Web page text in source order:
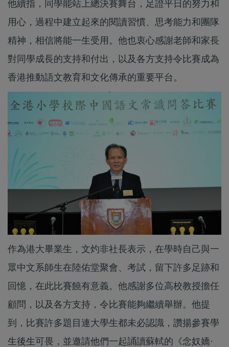
他續指，同學能站上總決賽舞台，足證平日的努力和
用心，過程中建立起來的閱讀習慣、思考能力和團隊
精神，相信將能一生受用。他也衷心感謝老師和家長
對同學成長的支持和付出，以及各方支持令比賽成為
香港推動語文教育和文化傳承的重要平台。
作為港大畢業生，文灼非社長表示，在學時自己與一
眾中文系師生在陸佑堂聚會、考試，留下許多足跡和
回憶，在此比賽饒有意義。他感謝多位高校教授擔任
顧問，以及各方支持，令比賽能夠繼續舉辦。他提
到，比賽許多題目連大學生都未必認識，讚揚參賽學
生後生可畏，並邀請他們一起誦讀蘇軾的《念奴嬌·